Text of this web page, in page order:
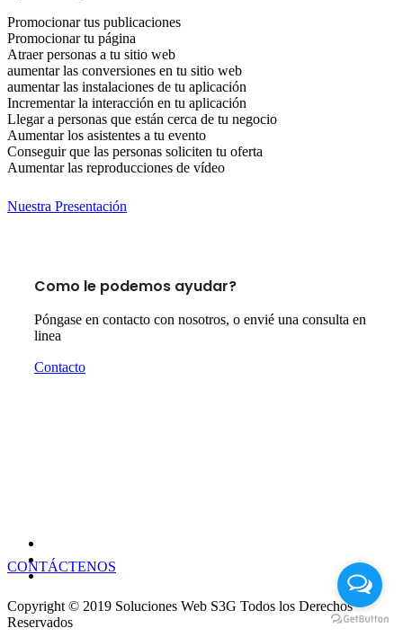
Promocionar tus publicaciones
Promocionar tu página
Atraer personas a tu sitio web
aumentar las conversiones en tu sitio web
aumentar las instalaciones de tu aplicación
Incrementar la interacción en tu aplicación
Llegar a personas que están cerca de tu negocio
Aumentar los asistentes a tu evento
Conseguir que las personas soliciten tu oferta
Aumentar las reproducciones de vídeo
Nuestra Presentación
Como le podemos ayudar?
Póngase en contacto con nosotros, o envié una consulta en
linea
Contacto
CONTÁCTENOS
Copyright © 2019 Soluciones Web S3G Todos los Derechos
Reservados